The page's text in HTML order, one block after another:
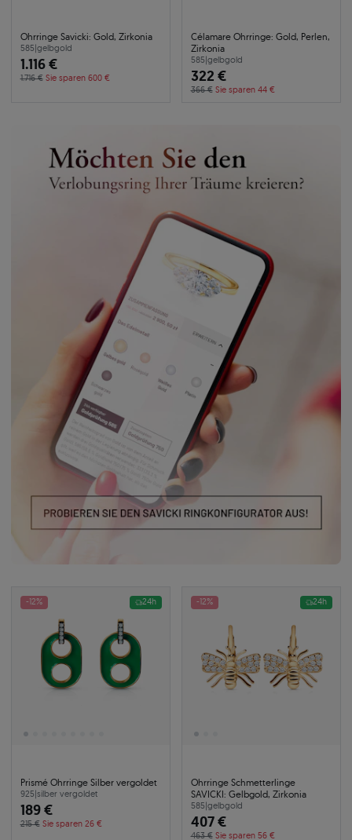
Ohrringe Savicki: Gold, Zirkonia
585|gelbgold
1.116 €
1.716 € Sie sparen 600 €
Célamare Ohrringe: Gold, Perlen,
Zirkonia
585|gelbgold
322 €
366 € Sie sparen 44 €
-12% 24h
Prismé Ohrringe Silber vergoldet
925|silber vergoldet
189 €
215 € Sie sparen 26 €
-12% 24h
Ohrringe Schmetterlinge
SAVICKI: Gelbgold, Zirkonia
585|gelbgold
407 €
463 € Sie sparen 56 €